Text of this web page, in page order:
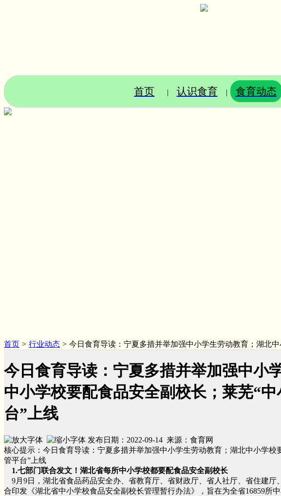
首页 | 认识食育 | 食育动态
首页 > 行业动态 > 今日食育导读：宁夏多措并举加强中小学生劳动教育；湖北
今日食育导读：宁夏多措并举加强中小
中小学校要配食品安全副校长；莱芜“
台”上线
发布日期：2022-09-14 来源：食育网
核心提示：今日食育导读：宁夏多措并举加强中小学生劳动教育；湖北中小学校
管平台”上线
1.七部门联合发文！湖北省每所中小学校都要配食品安全副校长
9月9日，湖北省食品药品安全办、省教育厅、省财政厅、省人社厅、省住建厅
合印发《湖北省中小学校食品安全副校长管理暂行办法》，旨在为全省16859所